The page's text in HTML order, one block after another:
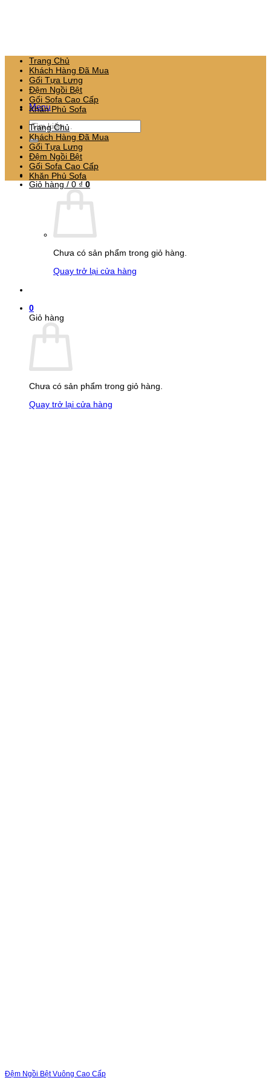
Menu
Tìm
kiếm:
Giỏ hàng / 0 ₫ 0
Chưa có sản phẩm trong giỏ hàng.
Quay trở lại cửa hàng
0
Giỏ hàng
Chưa có sản phẩm trong giỏ hàng.
Quay trở lại cửa hàng
Trang Chủ
Khách Hàng Đã Mua
Gối Tựa Lưng
Đệm Ngồi Bệt
Gối Sofa Cao Cấp
Khăn Phủ Sofa
Trang Chủ
Khách Hàng Đã Mua
Gối Tựa Lưng
Đệm Ngồi Bệt
Gối Sofa Cao Cấp
Khăn Phủ Sofa
Đệm Ngồi Bệt Vuông Cao Cấp